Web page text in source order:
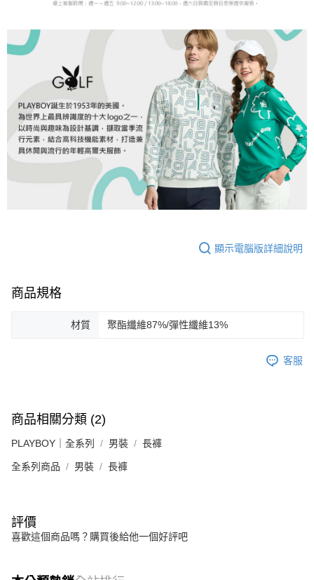
顯示電腦版詳細說明
商品規格
材質 聚酯纖維87%/彈性纖維13%
客服
商品相關分類 (2)
PLAYBOY｜全系列 男裝 長褲
全系列商品 男裝 長褲
評價
喜歡這個商品嗎？購買後給他一個好評吧